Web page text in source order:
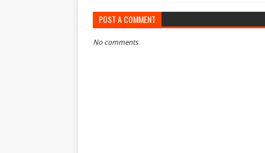
POST A COMMENT
No comments